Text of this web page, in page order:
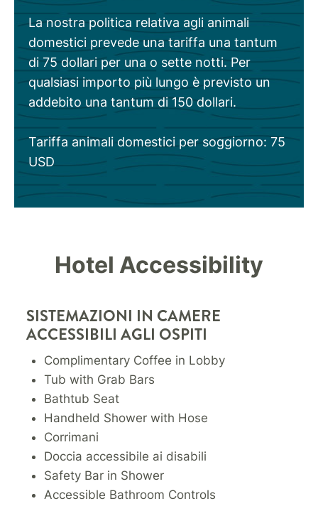
La nostra politica relativa agli animali
domestici prevede una tariffa una tantum
di 75 dollari per una o sette notti. Per
qualsiasi importo più lungo è previsto un
addebito una tantum di 150 dollari.
Tariffa animali domestici per soggiorno: 75
USD
Hotel Accessibility
SISTEMAZIONI IN CAMERE
ACCESSIBILI AGLI OSPITI
Complimentary Coffee in Lobby
Tub with Grab Bars
Bathtub Seat
Handheld Shower with Hose
Corrimani
Doccia accessibile ai disabili
Safety Bar in Shower
Accessible Bathroom Controls